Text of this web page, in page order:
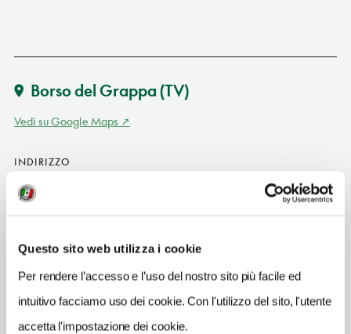
Questo sito web utilizza i cookie
Per rendere l’accesso e l’uso del nostro sito più facile ed
intuitivo facciamo uso dei cookie. Con l'utilizzo del sito, l'utente
accetta l'impostazione dei cookie.
Borso del Grappa (TV)
Vedi su Google Maps
INDIRIZZO
via Cenghia 80 - 31030
Borso del Grappa (TV)
SITO WEB
camping.anticaabbazia.com/it
INDIRIZZO EMAIL
info@campingsantafelicita.com